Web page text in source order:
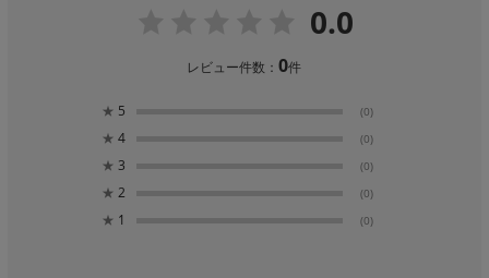
0.0
レビュー件数：0件
★ 5 (0)
★ 4 (0)
★ 3 (0)
★ 2 (0)
★ 1 (0)